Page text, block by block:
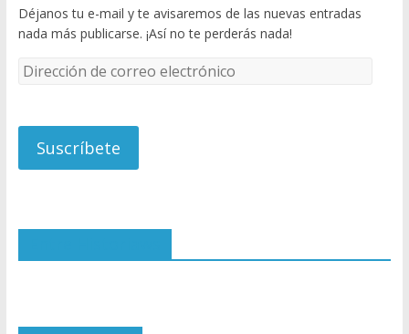
Déjanos tu e-mail y te avisaremos de las nuevas entradas
nada más publicarse. ¡Así no te perderás nada!
D
e
c
n
r